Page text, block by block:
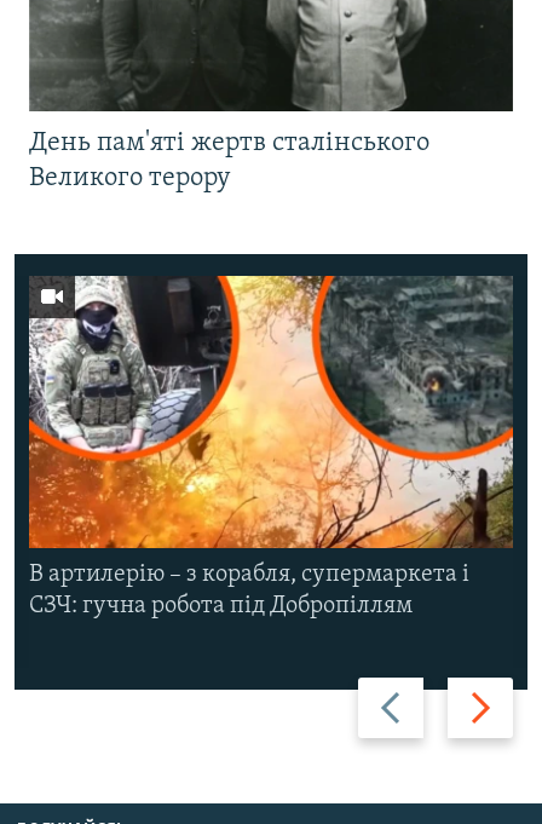
День пам'яті жертв сталінського
Великого терору
Назад Вперед
В артилерію – з корабля, супермаркета і
СЗЧ: гучна робота під Добропіллям